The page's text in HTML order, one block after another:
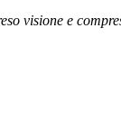
visione e